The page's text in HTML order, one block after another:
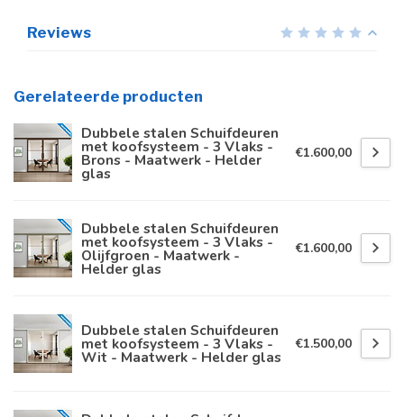
Reviews
Gerelateerde producten
Dubbele stalen Schuifdeuren
met koofsysteem - 3 Vlaks -
Brons - Maatwerk - Helder
glas
€1.600,00
Dubbele stalen Schuifdeuren
met koofsysteem - 3 Vlaks -
Olijfgroen - Maatwerk -
Helder glas
€1.600,00
Dubbele stalen Schuifdeuren
met koofsysteem - 3 Vlaks -
Wit - Maatwerk - Helder glas
€1.500,00